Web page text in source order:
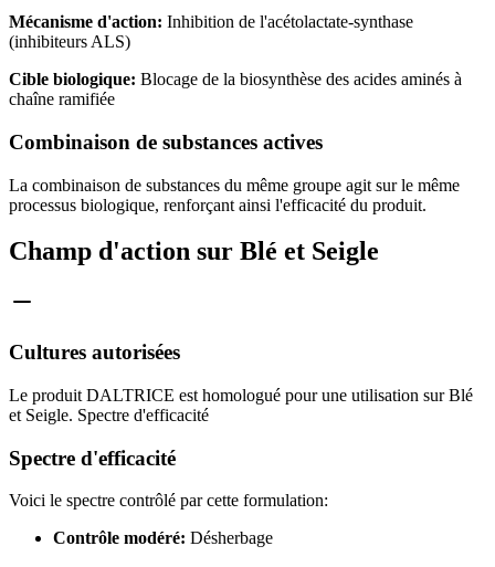
Mécanisme d'action: Inhibition de l'acétolactate-synthase
(inhibiteurs ALS)
Cible biologique: Blocage de la biosynthèse des acides aminés à
chaîne ramifiée
Combinaison de substances actives
La combinaison de substances du même groupe agit sur le même
processus biologique, renforçant ainsi l'efficacité du produit.
Champ d'action sur Blé et Seigle
Cultures autorisées
Le produit DALTRICE est homologué pour une utilisation sur Blé
et Seigle. Spectre d'efficacité
Spectre d'efficacité
Voici le spectre contrôlé par cette formulation:
Contrôle modéré: Désherbage